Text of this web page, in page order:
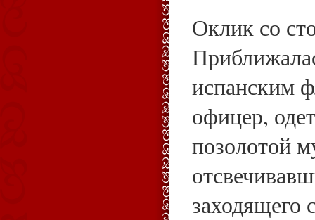
Оклик со
испанским
офицер,
позолотой
заходящего